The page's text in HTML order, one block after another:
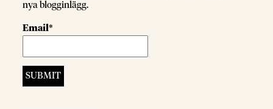
nya blogginlägg.
Email*